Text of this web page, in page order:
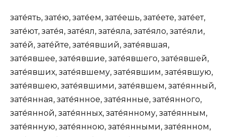
зате́ять, зате́ю, зате́ем, зате́ешь, зате́ете, зате́ет,
зате́ют, зате́я, зате́ял, зате́яла, зате́яло, зате́яли,
зате́й, зате́йте, зате́явший, зате́явшая,
зате́явшее, зате́явшие, зате́явшего, зате́явшей,
зате́явших, зате́явшему, зате́явшим, зате́явшую,
зате́явшею, зате́явшими, зате́явшем, зате́янный,
зате́янная, зате́янное, зате́янные, зате́янного,
зате́янной, зате́янных, зате́янному, зате́янным,
зате́янную, зате́янною, зате́янными, зате́янном,